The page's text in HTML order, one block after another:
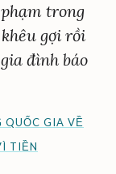
trong
gợi rồi
đình báo
QUỐC GIA VỀ
TIỀN